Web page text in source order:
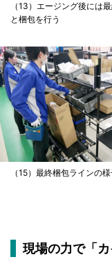
（13）エージング後には
と梱包を行う
（15）最終梱包ラインの
現場の力で「カ